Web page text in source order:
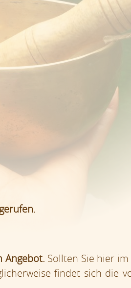
Angebot. Sollten Sie hier
findet sich die